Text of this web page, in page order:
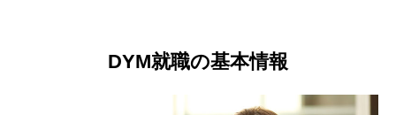
DYM就職の基本情報